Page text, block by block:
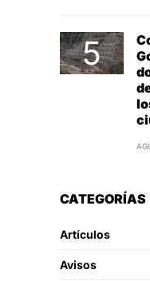
CATEGORÍAS
Artículos
Avisos